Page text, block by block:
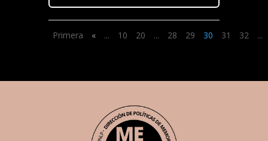
Primera « ... 10 20 ... 28 29 30 31 32 ...